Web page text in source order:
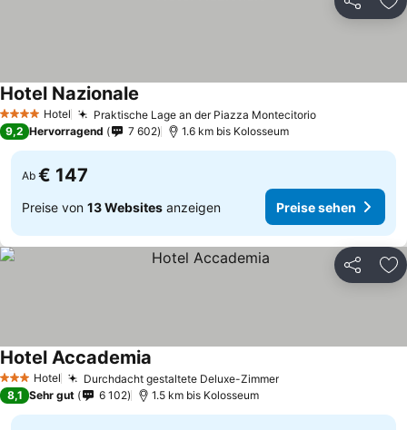
Teilen
4 Sterne Hotel Praktische Lage an der Piazza Montecitorio
Hotel Nazionale
9,2 Hervorragend 7 602 1.6 km bis Kolosseum
Ab € 147
Preise von 13 Websites anzeigen Preise sehen
Teilen
3 SterneHotel Durchdacht gestaltete Deluxe-Zimmer
Hotel Accademia
8,1 Sehr gut 6 102 1.5 km bis Kolosseum